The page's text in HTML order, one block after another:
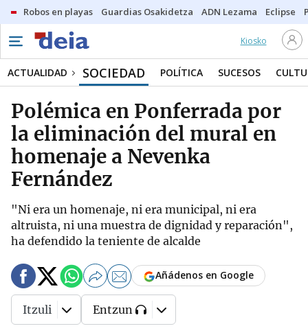
Robos en playas Guardias Osakidetza ADN Lezama Eclipse
Kiosko
ACTUALIDAD SOCIEDAD POLÍTICA SUCESOS
Polémica en Ponferrada por
la eliminación del mural en
homenaje a Nevenka
Fernández
"Ni era un homenaje, ni era municipal, ni era
altruista, ni una muestra de dignidad y reparación",
ha defendido la teniente de alcalde
Añádenos en Google
Itzuli Entzun